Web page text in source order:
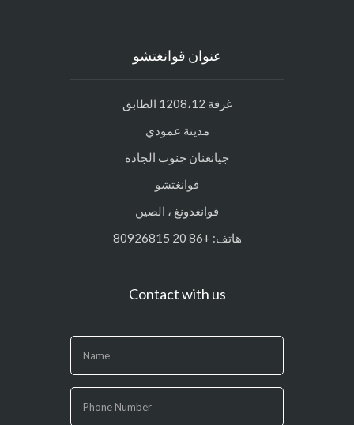
عنوان قوانغتشو
مدينة عمودي
جيانغنان جنوب الجادة
قوانغدونغ ، الصين
Contact with us
you
are
human,